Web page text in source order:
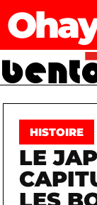
HISTOIRE
LE